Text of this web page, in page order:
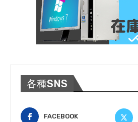
各種SNS
FACEBOOK